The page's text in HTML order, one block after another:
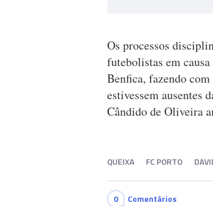
Os processos
futebolistas em
Benfica, fazendo
estivessem ausentes
Cândido de Oliveira
QUEIXA FC PORTO
0 Comentários